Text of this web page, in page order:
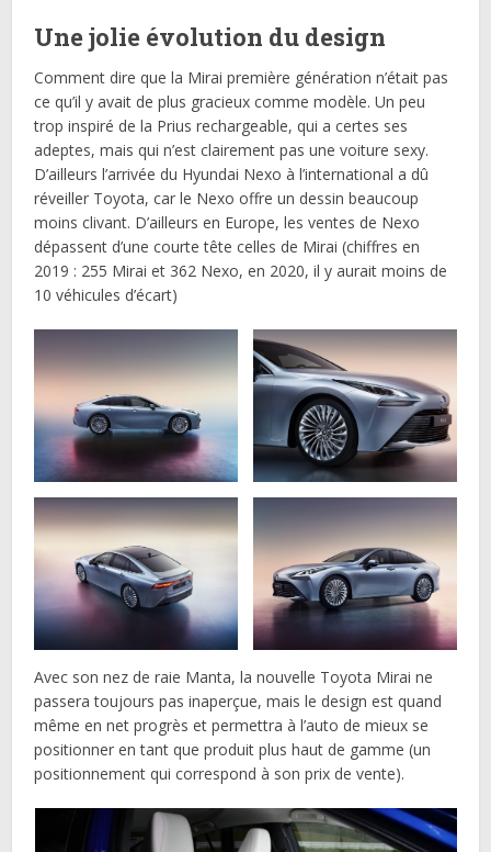
Une jolie évolution du design
Comment dire que la Mirai première génération n’était pas
ce qu’il y avait de plus gracieux comme modèle. Un peu
trop inspiré de la Prius rechargeable, qui a certes ses
adeptes, mais qui n’est clairement pas une voiture sexy.
D’ailleurs l’arrivée du Hyundai Nexo à l’international a dû
réveiller Toyota, car le Nexo offre un dessin beaucoup
moins clivant. D’ailleurs en Europe, les ventes de Nexo
dépassent d’une courte tête celles de Mirai (chiffres en
2019 : 255 Mirai et 362 Nexo, en 2020, il y aurait moins de
10 véhicules d’écart)
Avec son nez de raie Manta, la nouvelle Toyota Mirai ne
passera toujours pas inaperçue, mais le design est quand
même en net progrès et permettra à l’auto de mieux se
positionner en tant que produit plus haut de gamme (un
positionnement qui correspond à son prix de vente).